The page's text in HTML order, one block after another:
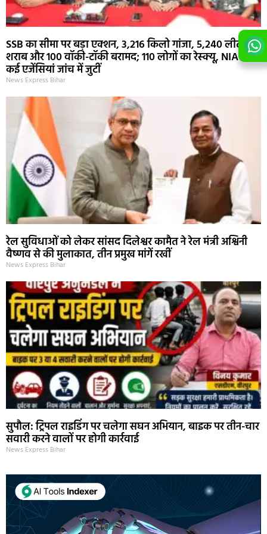
SSB का सीमा पर बड़ा एक्शन, 3,216 किलो गांजा, 5,240 लीटर
शराब और 100 वॉकी-टॉकी बरामद; 110 लोगों का रेस्क्यू, NIA समेत
कई एजेंसियां जांच में जुटीं
News Express Bihar
रेल सुविधाओं को लेकर सांसद दिलेश्वर कामैत ने रेल मंत्री अश्विनी
वैष्णव से की मुलाकात, तीन प्रमुख मांगें रखीं
News Express Bihar
सुपौल: ट्रिपल राइडिंग पर चलेगा सघन अभियान, बाइक पर तीन-चार
सवारी करने वालों पर होगी कार्रवाई
News Express Bihar